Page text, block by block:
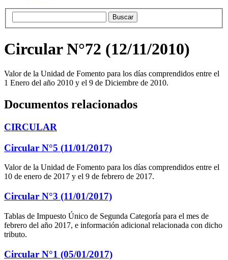
Circular N°72 (12/11/2010)
Valor de la Unidad de Fomento para los días comprendidos entre el
1 Enero del año 2010 y el 9 de Diciembre de 2010.
Documentos relacionados
CIRCULAR
Circular N°5 (11/01/2017)
Valor de la Unidad de Fomento para los días comprendidos entre el
10 de enero de 2017 y el 9 de febrero de 2017.
Circular N°3 (11/01/2017)
Tablas de Impuesto Único de Segunda Categoría para el mes de
febrero del año 2017, e información adicional relacionada con dicho
tributo.
Circular N°1 (05/01/2017)